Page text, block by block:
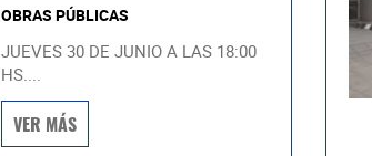
OBRAS PÚBLICAS
JUEVES 30 DE JUNIO A LAS 18:00
HS....
VER MÁS